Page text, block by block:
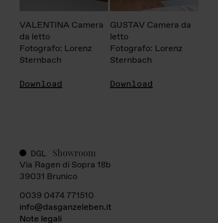
VALENTINA Camera
da letto
Fotografo: Lorenz
Sternbach
Download
GUSTAV Camera da
letto
Fotografo: Lorenz
Sternbach
Download
DGL Showroom
Via Ragen di Sopra 18b
39031 Brunico
0039 0474 771510
info@dasganzeleben.it
Note legali